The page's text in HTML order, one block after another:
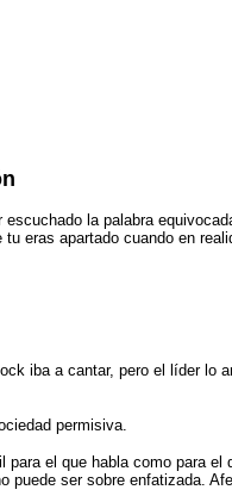
la palabra
eras apartado cuando en
iba a cantar, pero el líder lo
permisiva.
el que habla como para el
puede ser sobre enfatizada.